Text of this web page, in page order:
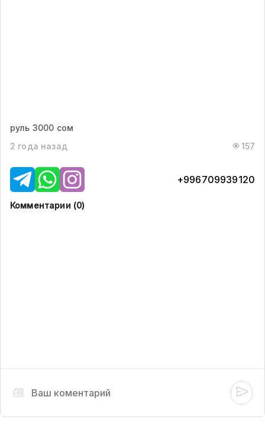
руль 3000 сом
2 года назад
157
+996709939120
Комментарии (0)